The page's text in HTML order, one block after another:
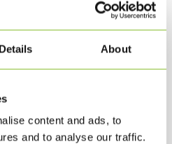
Details About
content and ads, to
and to analyse our traffic.
udvikler og producerer/trykker
i Cradle to Cradle emballage